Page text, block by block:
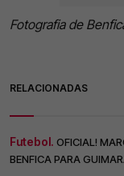
Fotografia de
RELACIONADAS
Futebol. OFICIAL!
BENFICA PARA